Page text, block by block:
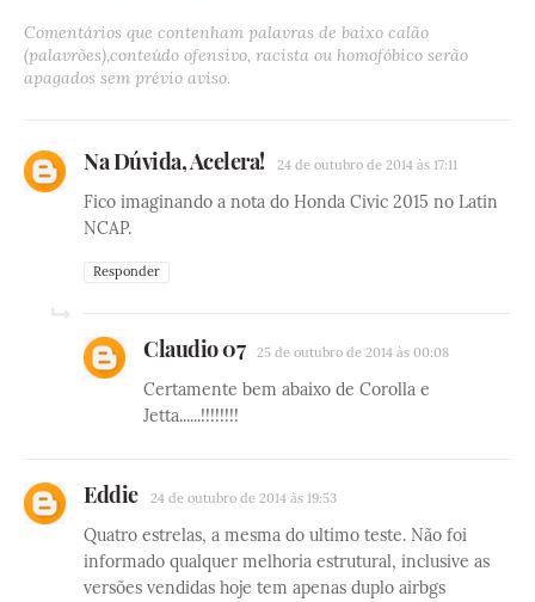
Comentários que contenham palavras de baixo calão
(palavrões),conteúdo ofensivo, racista ou homofóbico serão
apagados sem prévio aviso.
Na Dúvida, Acelera! 24 de outubro de 2014 às 17:11
Fico imaginando a nota do Honda Civic 2015 no Latin
NCAP.
Responder
Claudio 07 25 de outubro de 2014 às 00:08
Certamente bem abaixo de Corolla e
Jetta......!!!!!!!!
Eddie 24 de outubro de 2014 às 19:53
Quatro estrelas, a mesma do ultimo teste. Não foi
informado qualquer melhoria estrutural, inclusive as
versões vendidas hoje tem apenas duplo airbgs